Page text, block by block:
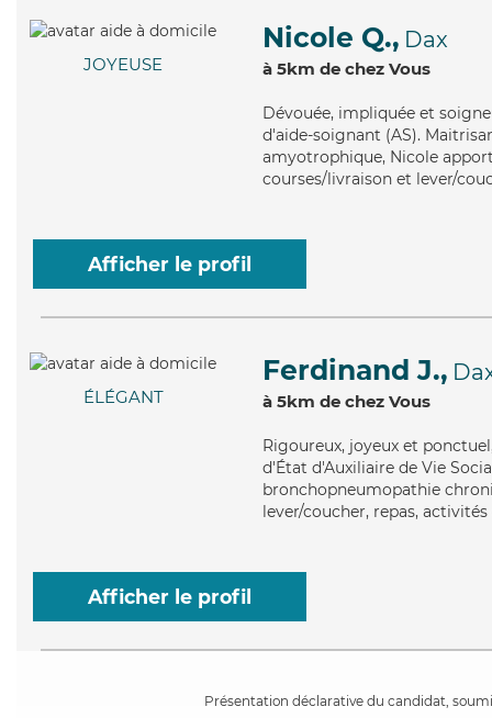
JOYEUSE
Nicole Q., Dax
à 5km de chez Vous
Dévouée, impliquée et
d'aide-soignant (AS).
amyotrophique, Nicole
courses/livraison et lever/
Afficher le profil
ÉLÉGANT
Ferdinand J.,
à 5km de chez Vous
Rigoureux, joyeux et
d'État d'Auxiliaire de Vie
bronchopneumopathie
lever/coucher, repas,
Afficher le profil
Présentation déclarative du candidat,